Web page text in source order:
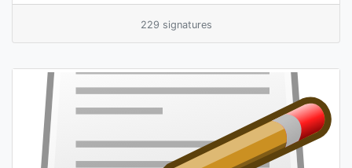
229 signatures